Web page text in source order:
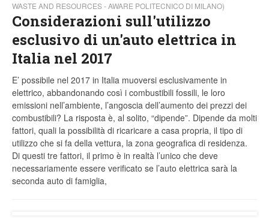
WASTE AND RESOURCES - AWARE POLITECNICO DI MILANO)
Considerazioni sull'utilizzo
esclusivo di un'auto elettrica in
Italia nel 2017
E’ possibile nel 2017 in Italia muoversi esclusivamente in
elettrico, abbandonando così i combustibili fossili, le loro
emissioni nell’ambiente, l’angoscia dell’aumento dei prezzi dei
combustibili? La risposta è, al solito, “dipende”. Dipende da molti
fattori, quali la possibilità di ricaricare a casa propria, il tipo di
utilizzo che si fa della vettura, la zona geografica di residenza.
Di questi tre fattori, il primo è in realtà l’unico che deve
necessariamente essere verificato se l’auto elettrica sarà la
seconda auto di famiglia,